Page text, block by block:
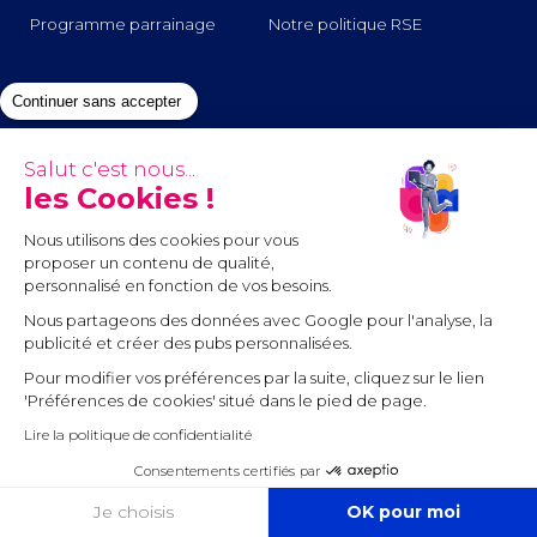
Continuer sans accepter
Salut c'est nous...
les Cookies !
Nous utilisons des cookies pour vous
proposer un contenu de qualité,
personnalisé en fonction de vos besoins.
Nous partageons des données avec Google pour l'analyse, la
publicité et créer des pubs personnalisées.
Pour modifier vos préférences par la suite, cliquez sur le lien
'Préférences de cookies' situé dans le pied de page.
Lire la politique de confidentialité
Consentements certifiés par
Je choisis OK pour moi
COOKIES
Programme parrainage
Notre politique RSE
i Entreprendre
Un accompagnement
complet
Création d’entreprise
Comptabilité
L’outil tout-en-un Tiime
o Guides
Le blog dédié aux
entrepreneurs
Tous nos articles
Nos guides à télécharger